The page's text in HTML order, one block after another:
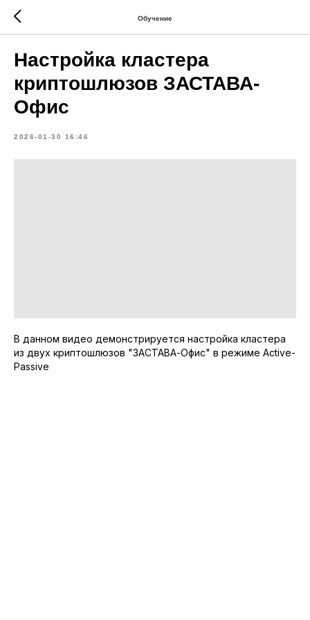
Обучение
Настройка кластера
криптошлюзов ЗАСТАВА-
Офис
2026-01-30 16:46
В данном видео демонстрируется настройка кластера
из двух криптошлюзов "ЗАСТАВА-Офис" в режиме Active-
Passive